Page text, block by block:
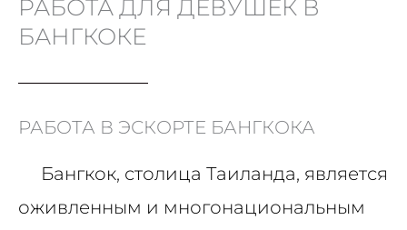
РАБОТА ДЛЯ ДЕВУШЕК В
БАНГКОКЕ
РАБОТА В ЭСКОРТЕ БАНГКОКА
Бангкок, столица Таиланда, является
оживленным и многонациональным